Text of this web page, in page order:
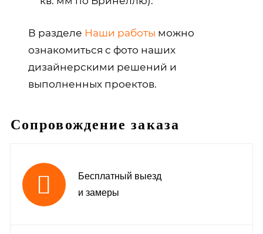
В разделе Наши работы можно
ознакомиться с фото наших
дизайнерскими решений и
выполненных проектов.
Сопровождение заказа
Бесплатный выезд
и замеры